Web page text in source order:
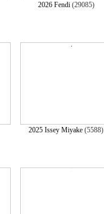
2026 Fendi(29085)
2025 Issey Miyake (5588)